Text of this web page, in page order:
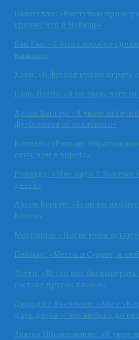
Балотелли: «Выступаю
уровне, что и Неймар»
Ван Гал: «Я был способен
машину»
Хави: «В футбол нужно играть
Поль Погба: «Я не знаю, чего
Арсен Венгер: «Я умею
футболиста от отличного»
Капелло: «Раньше
окна, чем в ворота»
Роналду: «Мне надо 7 Золотых
детей»
Арсен Венгер: «Если вы
Месси»
Моуриньо: «После меня
Неймар: «Месси и Суарес, я
Тотти: «Легко мог бы
составе других клубов»
Джорджо Кьеллини: «Мы с
друг друга — это любовь до
Златан Ибрагимович: «Я умру